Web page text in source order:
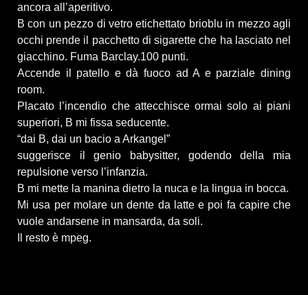
ancora all’aperitivo.
B con un pezzo di vetro etichettato brioblu in mezzo agli
occhi prende il pacchetto di sigarette che ha lasciato nel
giacchino. Fuma Barclay.100 punti.
Accende il patello e dà fuoco ad A e parziale dining
room.
Placato l’incendio che attecchisce ormai solo ai piani
superiori, B mi fissa seducente.
“dai B, dai un bacio a Arkangel”
suggerisce il genio babysitter, godendo della mia
repulsione verso l’infanzia.
B mi mette la manina dietro la nuca e la lingua in bocca.
Mi usa per molare un dente da latte e poi fa capire che
vuole andarsene in mansarda, da soli.
Il resto è mpeg.